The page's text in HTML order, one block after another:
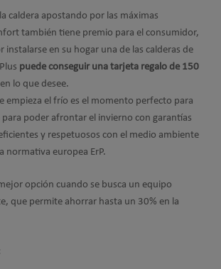
caldera apostando por las máximas
también tiene premio para el consumidor,
instalarse en su hogar una de las calderas de
puede conseguir una tarjeta regalo de 150
lo que desee.
empieza el frío es el momento perfecto para
para poder afrontar el invierno con garantías
y respetuosos con el medio ambiente
normativa europea ErP.
opción cuando se busca un equipo
que permite ahorrar hasta un 30% en la